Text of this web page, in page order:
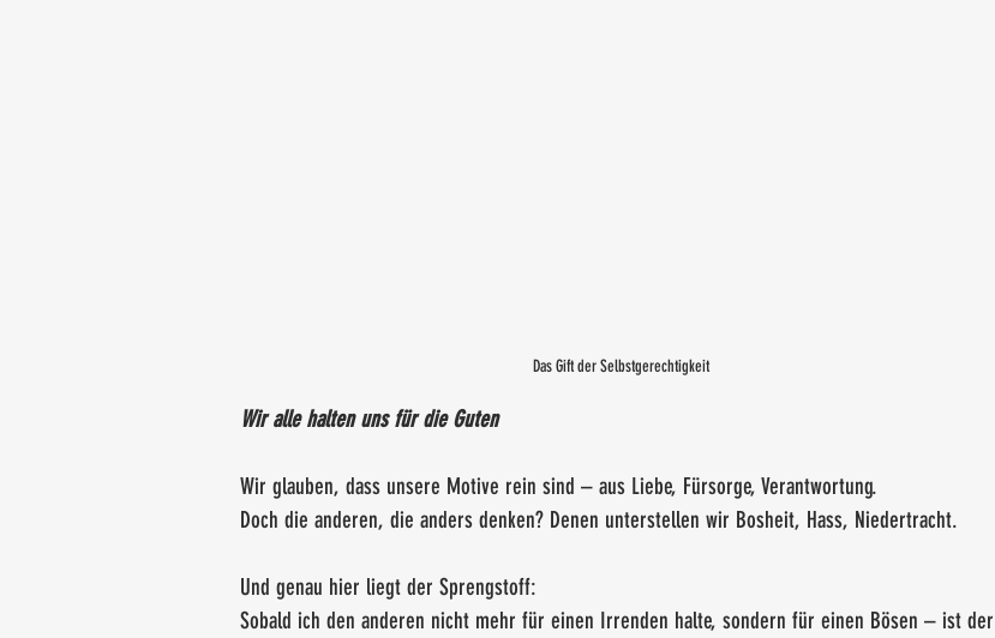
Das Gift der Selbstgerechtigkeit
Wir alle halten uns für die Guten
Wir glauben, dass unsere Motive rein sind – aus Liebe, Fürsorge, Verantwortung.
Doch die anderen, die anders denken? Denen unterstellen wir Bosheit, Hass, Niedertracht.
Und genau hier liegt der Sprengstoff:
Sobald ich den anderen nicht mehr für einen Irrenden halte, sondern für einen Bösen – ist der